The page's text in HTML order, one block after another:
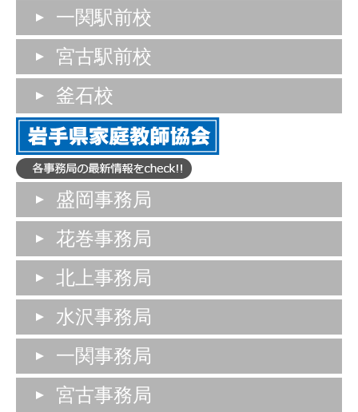
一関駅前校
宮古駅前校
釜石校
盛岡事務局
花巻事務局
北上事務局
水沢事務局
一関事務局
宮古事務局